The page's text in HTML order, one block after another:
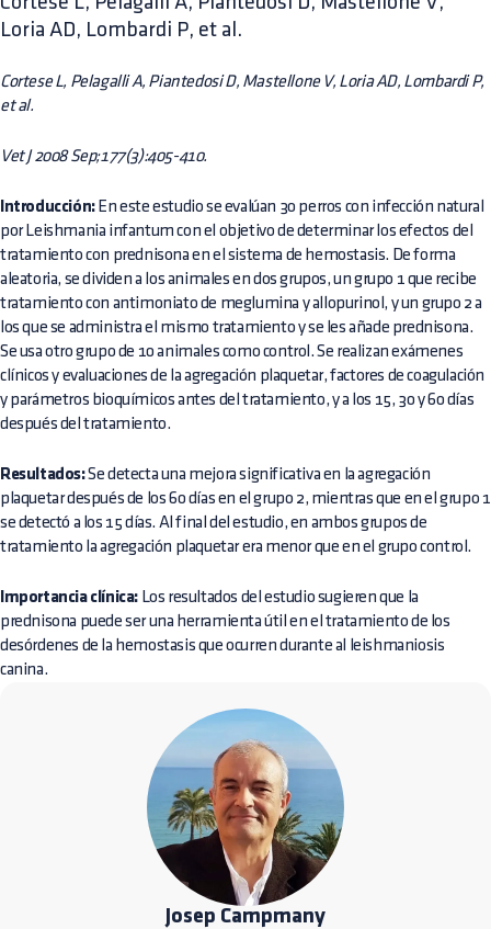
Loria AD, Lombardi P, et al.
Cortese L, Pelagalli A, Piantedosi D, Mastellone V, Loria AD, Lombardi P,
et al.
Vet J 2008 Sep;177(3):405-410.
Introducción:En este estudio se evalúan 30 perros con infección natural
por Leishmania infantum con el objetivo de determinar los efectos del
tratamiento con prednisona en el sistema de hemostasis. De forma
aleatoria, se dividen a los animales en dos grupos, un grupo 1 que recibe
tratamiento con antimoniato de meglumina y allopurinol, y un grupo 2 a
los que se administra el mismo tratamiento y se les añade prednisona.
Se usa otro grupo de 10 animales como control. Se realizan exámenes
clínicos y evaluaciones de la agregación plaquetar, factores de coagulación
y parámetros bioquímicos antes del tratamiento, y a los 15, 30 y 60 días
después del tratamiento.
Resultados:Se detecta una mejora significativa en la agregación
plaquetar después de los 60 días en el grupo 2, mientras que en el grupo 1
se detectó a los 15 días. Al final del estudio, en ambos grupos de
tratamiento la agregación plaquetar era menor que en el grupo control.
Importancia clínica: Los resultados del estudio sugieren que la
prednisona puede ser una herramienta útil en el tratamiento de los
desórdenes de la hemostasis que ocurren durante al leishmaniosis
canina.
Josep Campmany